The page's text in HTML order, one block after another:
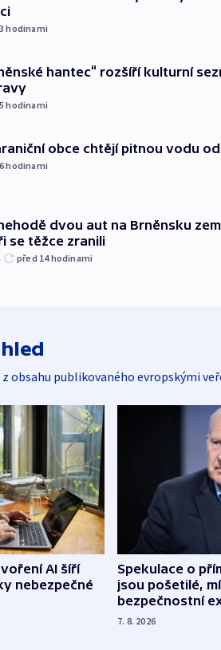
hodinami
hantec“ rozšíří kulturní
hodinami
obce chtějí pitnou vodu
hodinami
dvou aut na Brněnsku
se těžce zranili
před 14hodinami
z obsahu publikovaného evropskými
AI šíří
nebezpečné
Spekulace o
jsou pošetilé,
bezpečnostní
7. 8. 2026